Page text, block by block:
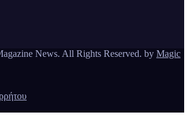
News. All Rights Reserved. by Magic